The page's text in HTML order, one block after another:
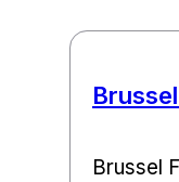
Brussel